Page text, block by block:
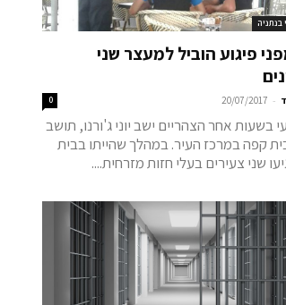
בנתניה
פיגוע הוביל למעצר שני
-
20/07/2017
0
בשעות אחר הצהריים ישב יוני ג'ורנו, תושב
קפה במרכז העיר. במהלך שהייתו בבית
שני צעירים בעלי חזות מזרחית....